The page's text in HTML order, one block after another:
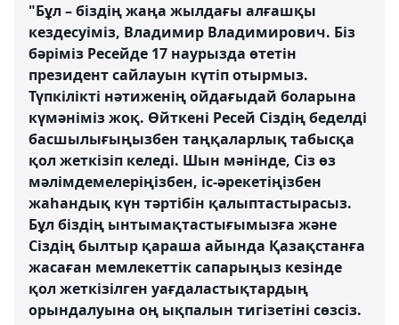
"Бұл – біздің жаңа жылдағы алғашқы
кездесуіміз, Владимир Владимирович. Біз
бәріміз Ресейде 17 наурызда өтетін
президент сайлауын күтіп отырмыз.
Түпкілікті нәтиженің ойдағыдай боларына
күмәніміз жоқ. Өйткені Ресей Сіздің беделді
басшылығыңызбен таңқаларлық табысқа
қол жеткізіп келеді. Шын мәнінде, Сіз өз
мәлімдемелеріңізбен, іс-әрекетіңізбен
жаһандық күн тәртібін қалыптастырасыз.
Бұл біздің ынтымақтастығымызға және
Сіздің былтыр қараша айында Қазақстанға
жасаған мемлекеттік сапарыңыз кезінде
қол жеткізілген уағдаластықтардың
орындалуына оң ықпалын тигізетіні сөзсіз.